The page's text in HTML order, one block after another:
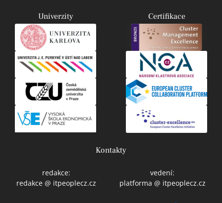
Univerzity Certifikace
Kontakty
redakce:
redakce @ itpeoplecz.cz
vedení:
platforma @ itpeoplecz.cz